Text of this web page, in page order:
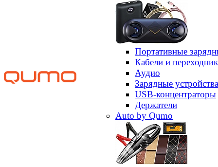
Портативные
Кабели и
Аудио
Зарядные устройства
USB-концентраторы
Держатели
Auto by Qumo